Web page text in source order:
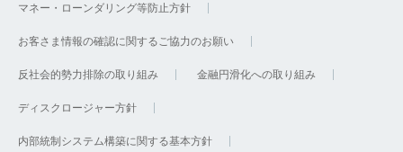
マネー・ローンダリング等防止方針
お客さま情報の確認に関するご協力のお願い
反社会的勢力排除の取り組み 金融円滑化への取り組み
ディスクロージャー方針
内部統制システム構築に関する基本方針